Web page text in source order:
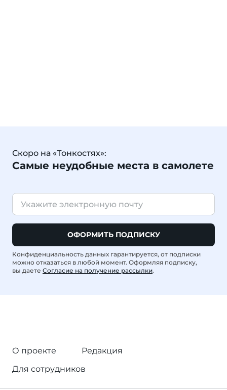
Скоро на «Тонкостях»:
Самые неудобные места в самолете
ОФОРМИТЬ ПОДПИСКУ
Конфиденциальность данных гарантируется, от подписки
можно отказаться в любой момент. Оформляя подписку,
вы даете Согласие на получение рассылки.
О проекте
Редакция
Для сотрудников